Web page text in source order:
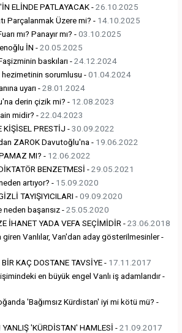
ELİNDE PATLAYACAK -26.10.2025
Parçalanmak Üzere mi? - 14.10.2025
mı? Panayır mı? -03.10.2025
İN -20.05.2025
baskıları -24.12.2024
sorumlusu -01.04.2024
uyarı -28.01.2024
derin çizik mi? - 12.08.2023
midir? -22.04.2023
KİŞİSEL PRESTİJ -30.09.2022
ZAROK Davutoğlu'na - 19.06.2022
MI? - 12.06.2022
BENZETMESİ -29.05.2021
artıyor? - 15.09.2020
TAYIŞIYICILARI -09.09.2020
başarısız -25.05.2020
İHANET YADA VEFA SEÇİMİDİR -23.06.2018
Vanlılar, Van'dan aday gösterilmesinler -
KAÇ DOSTANE TAVSİYE - 17.11.2017
en büyük engel Vanlı iş adamlarıdır -
'Bağımsız Kürdistan' iyi mi kötü mü? -
YANLIŞ 'KÜRDİSTAN' HAMLESİ -21.09.2017